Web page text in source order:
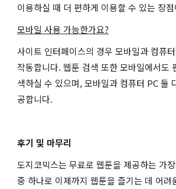
이용하실 때 더 편하게 이용할 수 있는 장
모바일 사용 가능한가요?
사이트 인터페이스의 경우 모바일과 컴퓨
작동합니다. 웹툰 검색 또한 모바일에서도
색하실 수 있으며, 모바일과 컴퓨터 PC 둘
공합니다.
후기 및 마무리
도지코믹스는 무료로 웹툰을 제공하는 가
중 하나로 이제까지 웹툰을 즐기는 데 어려